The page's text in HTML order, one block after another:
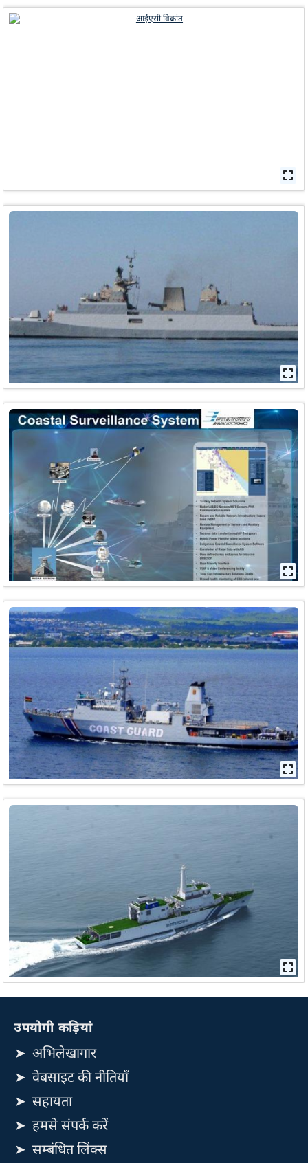
उपयोगी कड़ियां
अभिलेखागार
वेबसाइट की नीतियाँ
सहायता
हमसे संपर्क करें
सम्बंधित लिंक्स